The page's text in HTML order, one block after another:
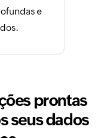
e
prontas
seus dados